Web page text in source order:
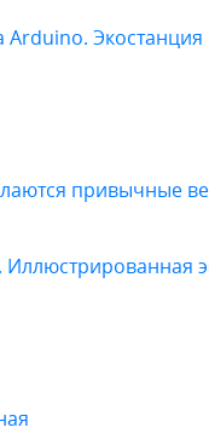
Arduino. Экостанция
привычные
Иллюстрированная